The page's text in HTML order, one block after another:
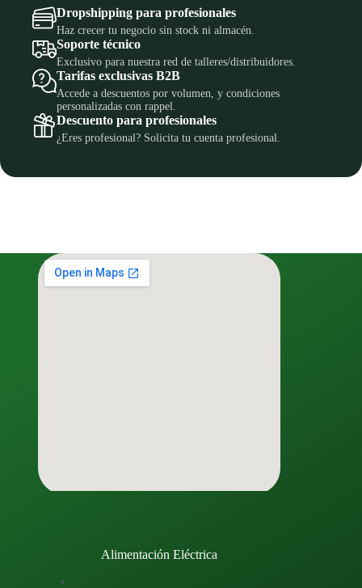
Dropshipping para profesionales
Haz crecer tu negocio sin stock ni almacén.
Soporte técnico
Exclusivo para nuestra red de talleres/distribuidores.
Tarifas exclusivas B2B
Accede a descuentos por volumen, y condiciones
personalizadas con rappel.
Descuento para profesionales
¿Eres profesional? Solicita tu cuenta profesional.
Alimentación Eléctrica